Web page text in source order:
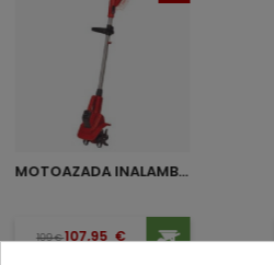
MOTOAZADA INALAMBRICA GE-CR...
Precio base
109€Precio
107,95 €